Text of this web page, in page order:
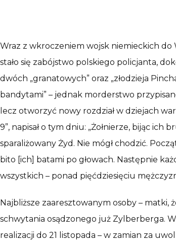
Wraz z wkroczeniem wojsk niemieckich do
stało się zabójstwo polskiego policjanta,
dwóch „granatowych” oraz „złodzieja
bandytami” – jednak morderstwo
lecz otworzyć nowy rozdział w dziejach
9”, napisał o tym dniu: „Żołnierze, bijąc
sparaliżowany Żyd. Nie mógł chodzić.
bito [ich] batami po głowach. Następnie
wszystkich – ponad pięćdziesięciu
Najbliższe zaaresztowanym osoby – matki,
schwytania osądzonego już Zylberberga.
realizacji do 21 listopada – w zamian za